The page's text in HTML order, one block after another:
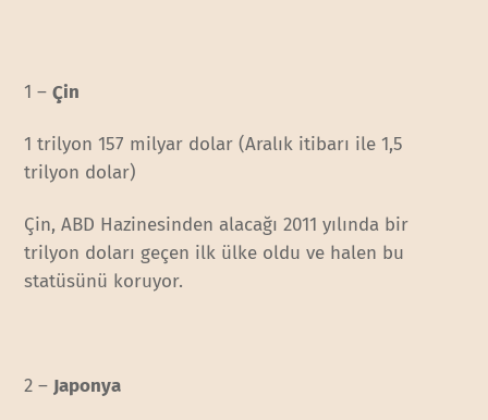
1 –Çin
1 trilyon 157 milyar dolar (Aralık itibarı ile 1,5
trilyon dolar)
Çin, ABD Hazinesinden alacağı 2011 yılında bir
trilyon doları geçen ilk ülke oldu ve halen bu
statüsünü koruyor.
2 – Japonya